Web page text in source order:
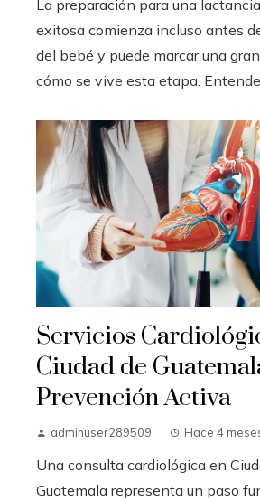
La preparación para una
exitosa comienza incluso antes
del bebé y puede marcar una
cómo se vive esta etapa.
Servicios
Ciudad de
Prevención Activa
adminuser289509 Hace 4
Una consulta cardiológica en
Guatemala representa un paso